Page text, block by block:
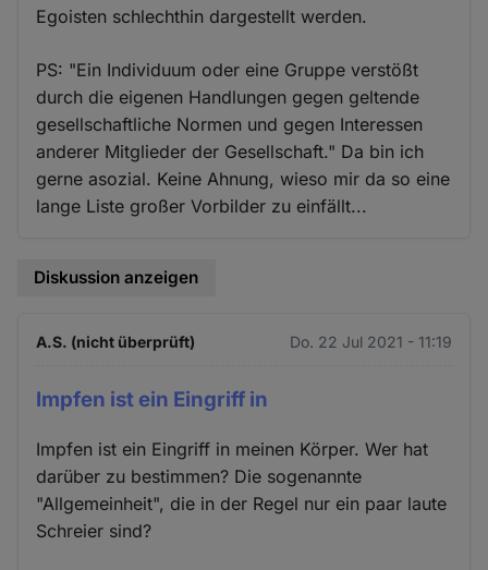
Egoisten schlechthin dargestellt werden.
PS: "Ein Individuum oder eine Gruppe verstößt
durch die eigenen Handlungen gegen geltende
gesellschaftliche Normen und gegen Interessen
anderer Mitglieder der Gesellschaft." Da bin ich
gerne asozial. Keine Ahnung, wieso mir da so eine
lange Liste großer Vorbilder zu einfällt...
Diskussion anzeigen
A.S. (nicht überprüft) Do. 22 Jul 2021 - 11:19
Impfen ist ein Eingriff in
Impfen ist ein Eingriff in meinen Körper. Wer hat
darüber zu bestimmen? Die sogenannte
"Allgemeinheit", die in der Regel nur ein paar laute
Schreier sind?